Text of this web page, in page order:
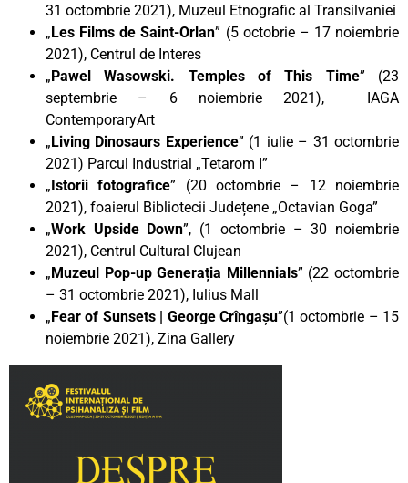
31 octombrie 2021), Muzeul Etnografic al Transilvaniei
„Les Films de Saint-Orlan” (5 octobrie – 17 noiembrie
2021), Centrul de Interes
„Pawel Wasowski. Temples of This Time” (23
septembrie – 6 noiembrie 2021), IAGA
ContemporaryArt
„Living Dinosaurs Experience” (1 iulie – 31 octombrie
2021) Parcul Industrial „Tetarom I”
„Istorii fotografice” (20 octombrie – 12 noiembrie
2021), foaierul Bibliotecii Județene „Octavian Goga”
„Work Upside Down”, (1 octombrie – 30 noiembrie
2021), Centrul Cultural Clujean
„Muzeul Pop-up Generația Millennials” (22 octombrie
– 31 octombrie 2021), Iulius Mall
„Fear of Sunsets | George Crîngașu”(1 octombrie – 15
noiembrie 2021), Zina Gallery